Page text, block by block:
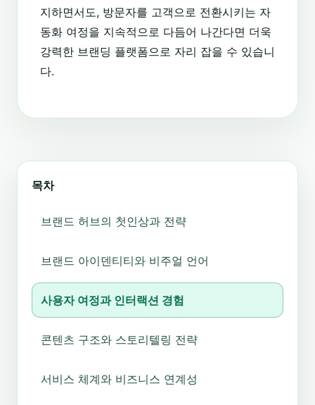
지하면서도, 방문자를 고객으로 전환시키는 자
동화 여정을 지속적으로 다듬어 나간다면 더욱
강력한 브랜딩 플랫폼으로 자리 잡을 수 있습니
다.
목차
브랜드 허브의 첫인상과 전략
브랜드 아이덴티티와 비주얼 언어
사용자 여정과 인터랙션 경험
콘텐츠 구조와 스토리텔링 전략
서비스 체계와 비즈니스 연계성